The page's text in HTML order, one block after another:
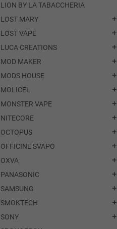
LION BY LA TABACCHERIA
LOST MARY
add
LOST VAPE add
LUCA CREATIONS add
MOD MAKER add
MODS HOUSE add
MOLICEL add
MONSTER VAPE add
NITECORE add
OCTOPUS add
OFFICINE SVAPO add
OXVA add
PANASONIC add
SAMSUNG add
SMOKTECH add
SONY add